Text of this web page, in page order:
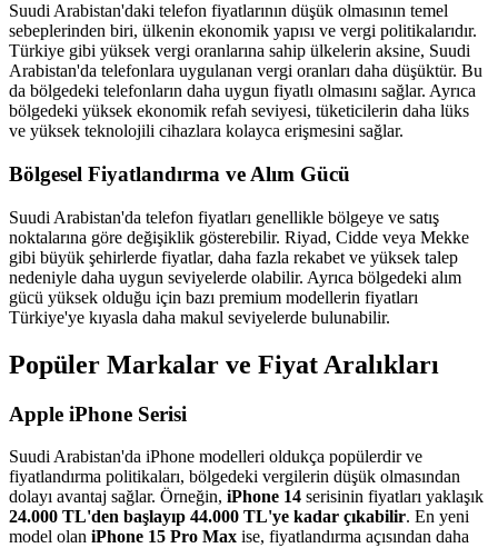
Suudi Arabistan'daki telefon fiyatlarının düşük olmasının temel
sebeplerinden biri, ülkenin ekonomik yapısı ve vergi politikalarıdır.
Türkiye gibi yüksek vergi oranlarına sahip ülkelerin aksine, Suudi
Arabistan'da telefonlara uygulanan vergi oranları daha düşüktür. Bu
da bölgedeki telefonların daha uygun fiyatlı olmasını sağlar. Ayrıca
bölgedeki yüksek ekonomik refah seviyesi, tüketicilerin daha lüks
ve yüksek teknolojili cihazlara kolayca erişmesini sağlar.
Bölgesel Fiyatlandırma ve Alım Gücü
Suudi Arabistan'da telefon fiyatları genellikle bölgeye ve satış
noktalarına göre değişiklik gösterebilir. Riyad, Cidde veya Mekke
gibi büyük şehirlerde fiyatlar, daha fazla rekabet ve yüksek talep
nedeniyle daha uygun seviyelerde olabilir. Ayrıca bölgedeki alım
gücü yüksek olduğu için bazı premium modellerin fiyatları
Türkiye'ye kıyasla daha makul seviyelerde bulunabilir.
Popüler Markalar ve Fiyat Aralıkları
Apple iPhone Serisi
Suudi Arabistan'da iPhone modelleri oldukça popülerdir ve
fiyatlandırma politikaları, bölgedeki vergilerin düşük olmasından
dolayı avantaj sağlar. Örneğin, iPhone 14 serisinin fiyatları yaklaşık
24.000 TL'den başlayıp 44.000 TL'ye kadar çıkabilir. En yeni
model olan iPhone 15 Pro Max ise, fiyatlandırma açısından daha